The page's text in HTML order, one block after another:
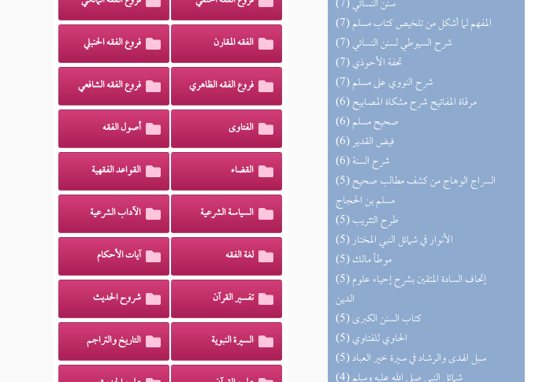
(7) المفهم لما أشكل من تلخيص كتاب مسلم
(7) شرح السيوطي لسنن النسائي
(7) تحفة الأحوذي
(7) شرح النووي على مسلم
(6) مرقاة المفاتيح شرح مشكاة المصابيح
(6) صحيح مسلم
(6) فيض القدير
(6) شرح السنة
(5) السراج الوهاج من كشف مطالب صحيح
مسلم بن الحجاج
(5) طرح التثريب
(5) الأنوار في شمائل النبي المختار
(5) موطأ مالك
(5) إتحاف السادة المتقين بشرح إحياء علوم
الدين
(5) كتاب السنن الكبرى
(5) الحاوي للفتاوي
(5) سبل الهدى والرشاد في سيرة خير العباد
الفقه المقارن فروع الفقه الحنبلي
فروع الفقه الظاهري فروع الفقه الشافعي
الفتاوى أصول الفقه
القضاء القواعد الفقهية
السياسة الشرعية الآداب الشرعية
لغة الفقه آيات الأحكام
تفسير القرآن شروح الحديث
السيرة النبوية التاريخ والتراجم